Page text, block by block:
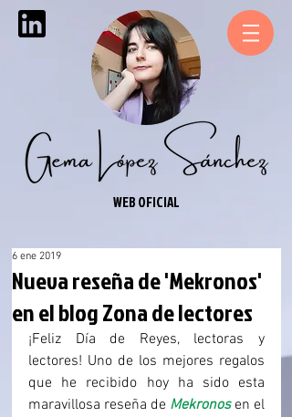
WEB OFICIAL
Nueva reseña de 'Mekronos'
en el blog Zona de lectores
6 ene 2019
¡Feliz Día de Reyes, lectoras y
lectores! Uno de los mejores regalos
que he recibido hoy ha sido esta
maravillosa reseña de Mekronos en el